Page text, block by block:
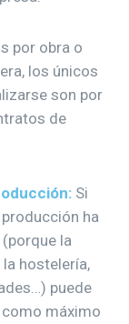
por obra o
los únicos
son por
de
Si
ha
la
hostelería,
puede
máximo